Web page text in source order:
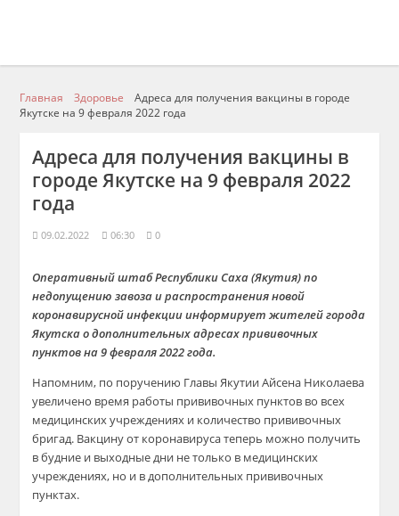
Главная Здоровье
Адреса для получения вакцины в городе
Якутске на 9 февраля 2022 года
Адреса для получения вакцины в
городе Якутске на 9 февраля 2022
года
09.02.2022 06:30 0
Оперативный штаб Республики Саха (Якутия) по
недопущению завоза и распространения новой
коронавирусной инфекции информирует жителей города
Якутска о дополнительных адресах прививочных
пунктов на 9 февраля 2022 года.
Напомним, по поручению Главы Якутии Айсена Николаева
увеличено время работы прививочных пунктов во всех
медицинских учреждениях и количество прививочных
бригад. Вакцину от коронавируса теперь можно получить
в будние и выходные дни не только в медицинских
учреждениях, но и в дополнительных прививочных
пунктах.